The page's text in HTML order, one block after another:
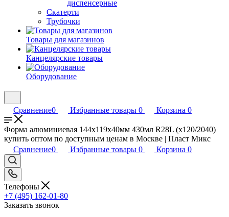
диспенсерные
Скатерти
Трубочки
Товары для магазинов
Канцелярские товары
Оборудование
Сравнение0 Избранные товары 0 Корзина 0
Форма алюминиевая 144х119х40мм 430мл R28L (х120/2040)
купить оптом по доступным ценам в Москве | Пласт Микс
Сравнение0 Избранные товары 0 Корзина 0
Телефоны
+7 (495) 162-01-80
Заказать звонок